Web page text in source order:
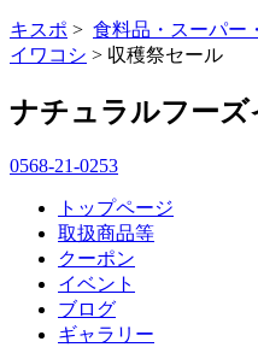
キスポ > 食料品・スーパー
イワコシ > 収穫祭セール
ナチュラルフーズ
0568-21-0253
トップページ
取扱商品等
クーポン
イベント
ブログ
ギャラリー